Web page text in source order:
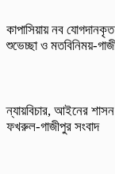
কাপাসিয়ায় নব
শুভেচ্ছা ও মতবিনিময়-
ন্যায়বিচার, আইনের
ফখরুল-গাজীপুর সংবাদ